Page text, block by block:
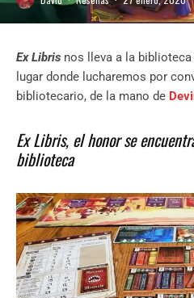
Ex Libris nos lleva a la
lugar donde lucharemos por
bibliotecario, de la mano de
Ex Libris, el honor se
biblioteca